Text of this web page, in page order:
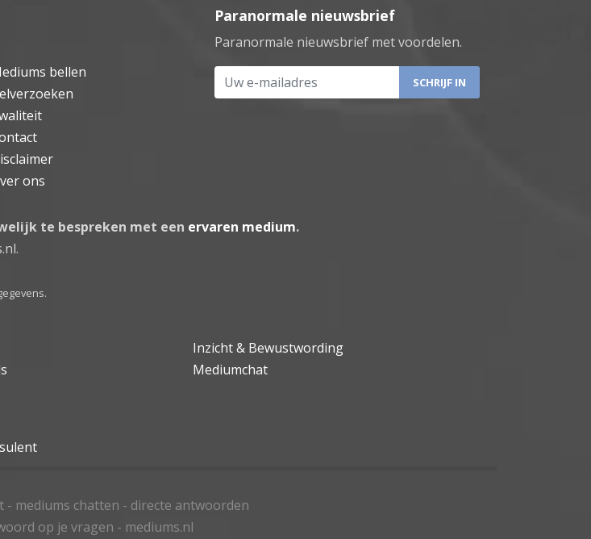
bellen
ons
Paranormale nieuwsbrief
Paranormale nieuwsbrief met voordelen.
Uw e-mailadres
te bespreken met een ervaren medium.
Inzicht & Bewustwording
Mediumchat
- mediums chatten - directe antwoorden
op je vragen - mediums.nl